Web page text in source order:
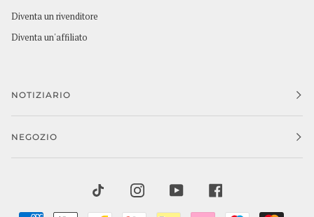
Diventa un rivenditore
Diventa un'affiliato
NOTIZIARIO
NEGOZIO
TIKTOK INSTAGRAMYOUTUBE